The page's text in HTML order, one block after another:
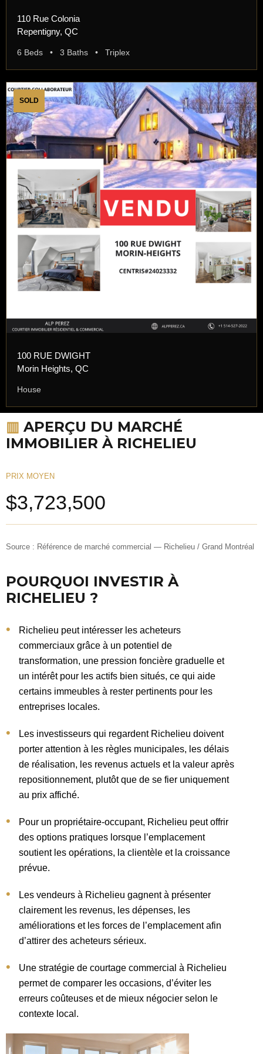
110 Rue Colonia
Repentigny, QC
6 Beds • 3 Baths • Triplex
SOLD
100 RUE DWIGHT
Morin Heights, QC
House
▥ APERÇU DU MARCHÉ
IMMOBILIER À RICHELIEU
PRIX MOYEN
$3,723,500
Source : Référence de marché commercial — Richelieu / Grand Montréal
POURQUOI INVESTIR À
RICHELIEU ?
Richelieu peut intéresser les acheteurs
commerciaux grâce à un potentiel de
transformation, une pression foncière graduelle et
un intérêt pour les actifs bien situés, ce qui aide
certains immeubles à rester pertinents pour les
entreprises locales.
Les investisseurs qui regardent Richelieu doivent
porter attention à les règles municipales, les délais
de réalisation, les revenus actuels et la valeur après
repositionnement, plutôt que de se fier uniquement
au prix affiché.
Pour un propriétaire-occupant, Richelieu peut offrir
des options pratiques lorsque l’emplacement
soutient les opérations, la clientèle et la croissance
prévue.
Les vendeurs à Richelieu gagnent à présenter
clairement les revenus, les dépenses, les
améliorations et les forces de l’emplacement afin
d’attirer des acheteurs sérieux.
Une stratégie de courtage commercial à Richelieu
permet de comparer les occasions, d’éviter les
erreurs coûteuses et de mieux négocier selon le
contexte local.